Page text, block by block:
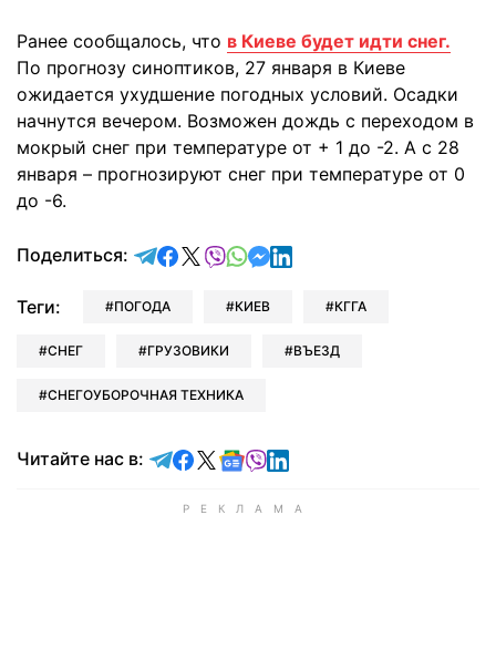
Ранее сообщалось, что в Киеве будет идти снег.
По прогнозу синоптиков, 27 января в Киеве
ожидается ухудшение погодных условий. Осадки
начнутся вечером. Возможен дождь с переходом в
мокрый снег при температуре от + 1 до -2. А с 28
января – прогнозируют снег при температуре от 0
до -6.
Поделиться: отправить в Telegram
поделиться в Facebook
поделиться в X
отправить в Viber
отправить в Whatsapp
отправить в Messenger
отправить в LinkedIn
Теги: ПОГОДА КИЕВ КГГА
СНЕГ ГРУЗОВИКИ ВЪЕЗД
СНЕГОУБОРОЧНАЯ ТЕХНИКА
Читайте нас в: Читайте в Telegram
Читайте в Facebook
Читайте в X
Читайте в Google news
Читайте в Viber
Читайте в LinkedIn